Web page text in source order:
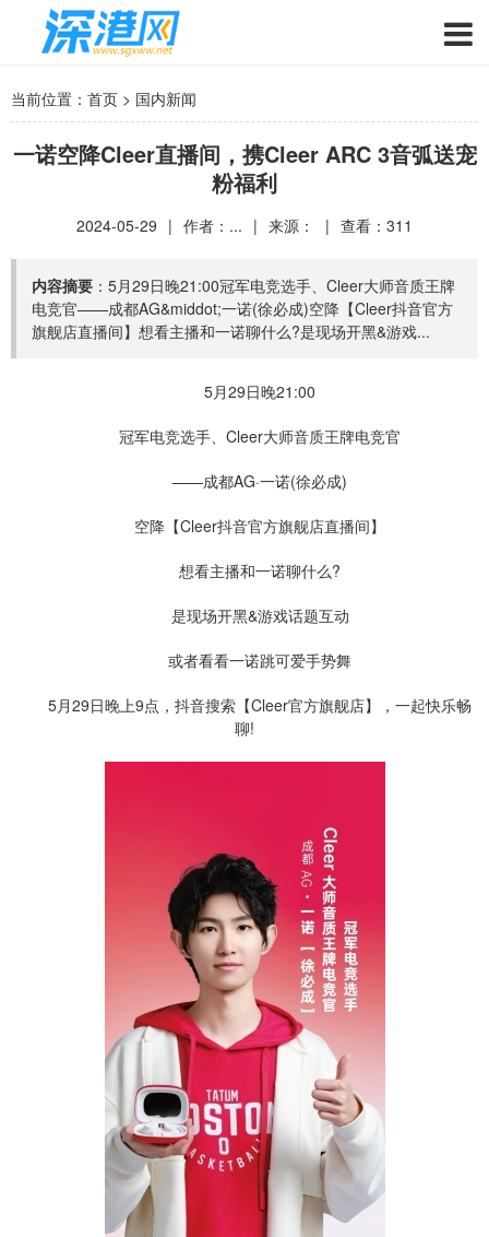
当前位置： 首页 > 国内新闻
一诺空降Cleer直播间，携Cleer ARC 3音弧送宠
粉福利
2024-05-29 | 作者：... | 来源： | 查看： 311
内容摘要 ：5月29日晚21:00冠军电竞选手、Cleer大师音质王牌
电竞官——成都AG&middot;一诺(徐必成)空降【Cleer抖音官方
旗舰店直播间】想看主播和一诺聊什么?是现场开黑&游戏...
5月29日晚21:00
冠军电竞选手、Cleer大师音质王牌电竞官
——成都AG·一诺(徐必成)
空降【Cleer抖音官方旗舰店直播间】
想看主播和一诺聊什么?
是现场开黑&游戏话题互动
或者看看一诺跳可爱手势舞
5月29日晚上9点，抖音搜索【Cleer官方旗舰店】，一起快乐畅
聊!